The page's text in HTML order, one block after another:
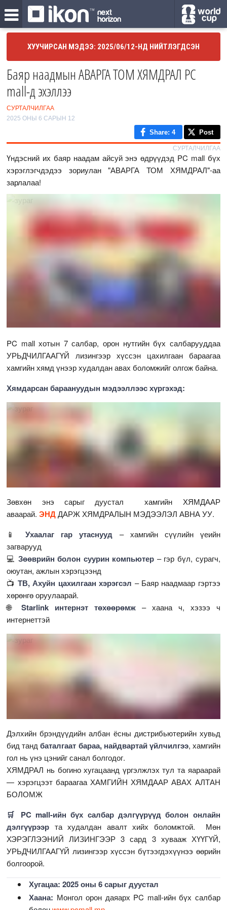
ХУУЧИРСАН МЭДЭЭ: 2025/06/12-НД НИЙТЛЭГДСЭН
Баяр наадмын АВАРГА ТОМ ХЯМДРАЛ PC
mall-д эхэллээ
СУРТАЛЧИЛГАА
2025 ОНЫ 6 САРЫН 12
Share: 4 Post
СУРТАЛЧИЛГАА
Үндэсний их баяр наадам айсуй энэ өдрүүдэд PC mall бүх
хэрэглэгчдэдээ зориулан "АВАРГА ТОМ ХЯМДРАЛ"-аа
зарлалаа!
PC mall хотын 7 салбар, орон нутгийн бүх салбарууддаа
УРЬДЧИЛГААГҮЙ лизингээр хүссэн цахилгаан бараагаа
хамгийн хямд үнээр худалдан авах боломжийг олгож байна.
Хямдарсан бараануудын мэдээллээс хүргэхэд:
Зөвхөн энэ сарыг дуустал хамгийн ХЯМДААР
аваарай.ЭНДДАРЖ ХЯМДРАЛЫН МЭДЭЭЛЭЛ АВНА УУ.
📱
Ухаалаг гар утаснууд – хамгийн сүүлийн үеийн
загварууд
💻 Зөөврийн болон суурин компьютер – гэр бүл, сурагч,
оюутан, ажлын хэрэгцээнд
📺ТВ, Ахуйн цахилгаан хэрэгсэл – Баяр наадмаар гэртээ
хөрөнгө оруулаарай.
🌐Starlink интернэт төхөөрөмж – хаана ч, хэзээ ч
интернеттэй
Дэлхийн брэндүүдийн албан ёсны дистрибьютерийн хувьд
бид тандбаталгаат бараа, найдвартай үйлчилгээ, хамгийн
гол нь үнэ цэнийг санал болгодог.
ХЯМДРАЛ нь богино хугацаанд үргэлжлэх тул та яараарай
— хэрэгцээт бараагаа ХАМГИЙН ХЯМДААР АВАХ АЛТАН
БОЛОМЖ
🛒 PC mall-ийн бүх салбар дэлгүүрүүд болон онлайн
дэлгүүрээр та худалдан авалт хийх боломжтой. Мөн
ХЭРЭГЛЭЭНИЙ ЛИЗИНГЭЭР 3 сард 3 хувааж ХҮҮГҮЙ,
УРЬДЧИЛГААГҮЙ лизингээр хүссэн бүтээгдэхүүнээ өөрийн
болгоорой.
Хугацаа: 2025 оны 6 сарыг дуустал
Хаана: Монгол орон даяарх PC mall-ийн бүх салбар